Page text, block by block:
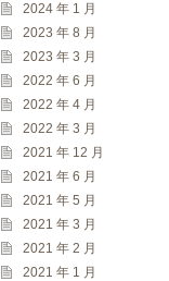
2024 年 1 月
2023 年 8 月
2023 年 3 月
2022 年 6 月
2022 年 4 月
2022 年 3 月
2021 年 12 月
2021 年 6 月
2021 年 5 月
2021 年 3 月
2021 年 2 月
2021 年 1 月